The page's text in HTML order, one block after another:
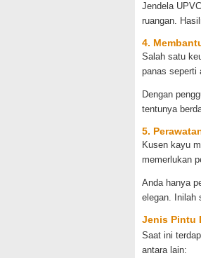
Jendela
ruangan.
4.
Salah satu
panas seperti
Dengan
tentunya
5.
Kusen kayu
memerlukan
Anda hanya
elegan. Inilah
Jenis Pintu
Saat ini
antara lain: